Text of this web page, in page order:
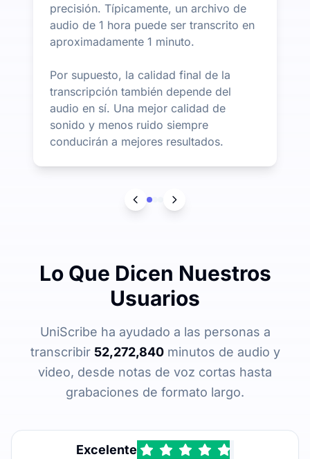
precisión. Típicamente, un archivo de
audio de 1 hora puede ser transcrito en
aproximadamente 1 minuto.
Por supuesto, la calidad final de la
transcripción también depende del
audio en sí. Una mejor calidad de
sonido y menos ruido siempre
conducirán a mejores resultados.
Lo Que Dicen Nuestros
Usuarios
UniScribe ha ayudado a las personas a
transcribir 52,272,840minutos de audio y
video, desde notas de voz cortas hasta
grabaciones de formato largo.
Excelente